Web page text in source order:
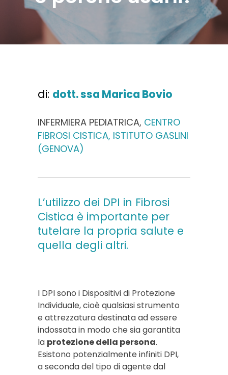
di: dott. ssa Marica Bovio
INFERMIERA PEDIATRICA, CENTRO
FIBROSI CISTICA, ISTITUTO GASLINI
(GENOVA)
L’utilizzo dei DPI in Fibrosi
Cistica è importante per
tutelare la propria salute e
quella degli altri.
I DPI sono i Dispositivi di Protezione
Individuale, cioè qualsiasi strumento
e attrezzatura destinata ad essere
indossata in modo che sia garantita
la protezione della persona.
Esistono potenzialmente infiniti DPI,
a seconda del tipo di agente dal